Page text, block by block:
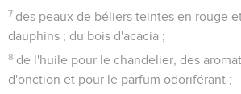
7 des peaux de béliers teintes en rouge
dauphins ; du bois d'acacia ;
8 de l'huile pour le chandelier, des
d'onction et pour le parfum odoriférant ;